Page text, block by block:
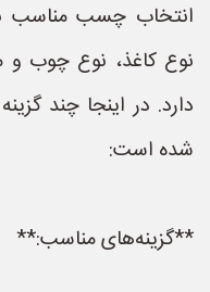
انتخاب چسب مناسب
نوع کاغذ، نوع چوب و
دارد. در اینجا چند
شده است:
**گزینه‌های مناسب:**